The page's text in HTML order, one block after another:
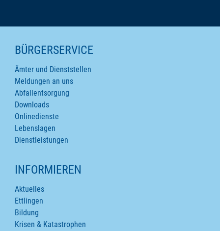
SEITENINHALTE
BÜRGERSERVICE
Ämter und Dienststellen
Meldungen an uns
Abfallentsorgung
Downloads
Onlinedienste
Lebenslagen
Dienstleistungen
INFORMIEREN
Aktuelles
Ettlingen
Bildung
Krisen & Katastrophen